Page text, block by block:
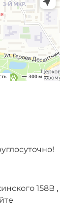
158В ,